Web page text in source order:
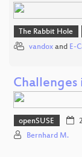
The Rabbit Hole
vandox and E-
openSUSE
Bernhard M.